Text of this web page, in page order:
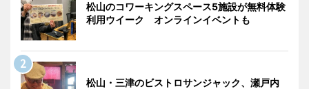
松山のコワーキングスペース5施設が無料体験
利用ウイーク オンラインイベントも
松山・三津のビストロサンジャック、瀬戸内